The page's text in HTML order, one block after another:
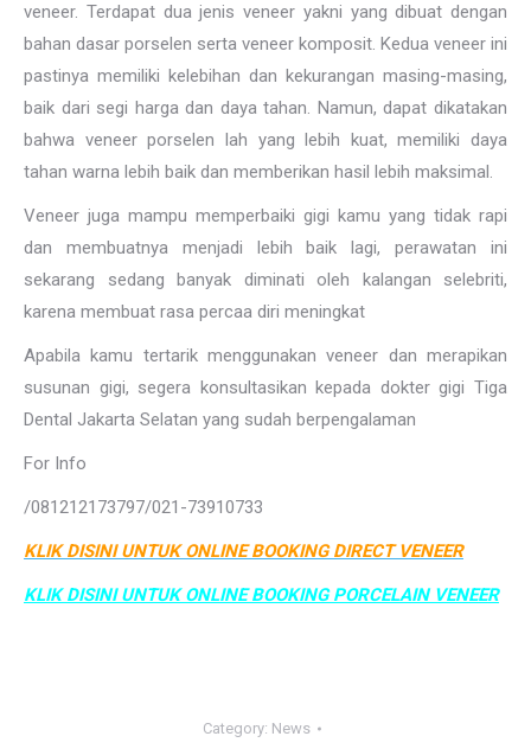
veneer. Terdapat dua jenis veneer yakni yang dibuat dengan
bahan dasar porselen serta veneer komposit. Kedua veneer ini
pastinya memiliki kelebihan dan kekurangan masing-masing,
baik dari segi harga dan daya tahan. Namun, dapat dikatakan
bahwa veneer porselen lah yang lebih kuat, memiliki daya
tahan warna lebih baik dan memberikan hasil lebih maksimal.
Veneer juga mampu memperbaiki gigi kamu yang tidak rapi
dan membuatnya menjadi lebih baik lagi, perawatan ini
sekarang sedang banyak diminati oleh kalangan selebriti,
karena membuat rasa percaa diri meningkat
Apabila kamu tertarik menggunakan veneer dan merapikan
susunan gigi, segera konsultasikan kepada dokter gigi Tiga
Dental Jakarta Selatan yang sudah berpengalaman
For Info
/081212173797/021-73910733
KLIK DISINI UNTUK ONLINE BOOKING DIRECT VENEER
KLIK DISINI UNTUK ONLINE BOOKING PORCELAIN VENEER
Category: News